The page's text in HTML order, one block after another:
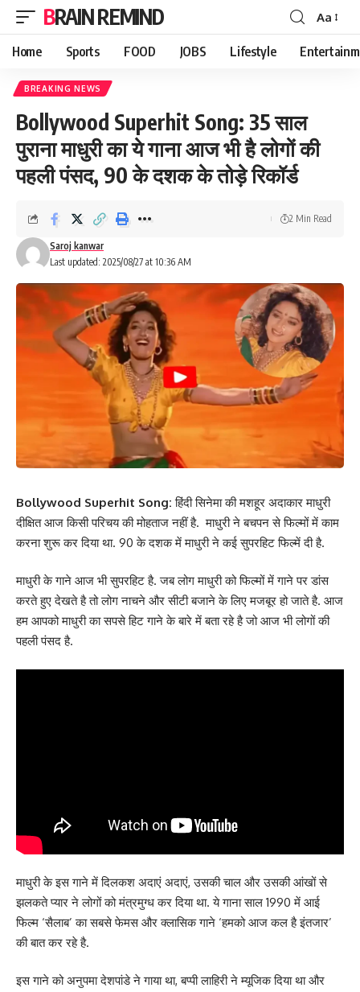
BRAIN REMIND
Font
Resizer
Aa
Home Sports FOOD JOBS Lifestyle
BREAKING NEWS
Bollywood Superhit Song: 35 साल
पुराना माधुरी का ये गाना आज भी है लोगों की
पहली पंसद, 90 के दशक के तोड़े रिकॉर्ड
Last updated: 2025/08/27 at 10:36 AM
Saroj kanwar
2 Min Read
Bollywood Superhit Song:हिंदी सिनेमा की मशहूर अदाकार माधुरी
दीक्षित आज किसी परिचय की मोहताज नहीं है. माधुरी ने बचपन से फिल्मों में काम
करना शुरू कर दिया था. 90 के दशक में माधुरी ने कई सुपरहिट फिल्में दी है.
माधुरी के गाने आज भी सुपरहिट है. जब लोग माधुरी को फिल्मों में गाने पर डांस
करते हुए देखते है तो लोग नाचने और सीटी बजाने के लिए मजबूर हो जाते है. आज
हम आपको माधुरी का सपसे हिट गाने के बारे में बता रहे है जो आज भी लोगों की
पहली पंसद है.
माधुरी के इस गाने में दिलकश अदाएं अदाएं, उसकी चाल और उसकी आंखों से
झलकते प्यार ने लोगों को मंत्रमुग्ध कर दिया था. ये गाना साल 1990 में आई
फिल्म ‘सैलाब’ का सबसे फेमस और क्लासिक गाने ‘हमको आज कल है इंतजार’
की बात कर रहे है.
इस गाने को अनुपमा देशपांडे ने गाया था, बप्पी लाहिरी ने म्यूजिक दिया था और